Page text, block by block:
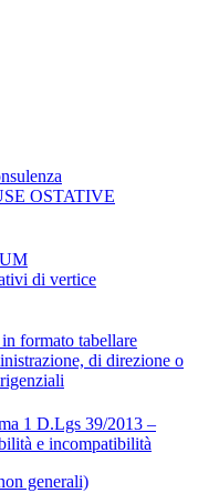
OSTATIVE
di vertice
formato tabellare
di direzione o
1 D.Lgs 39/2013 –
e incompatibilità
generali)